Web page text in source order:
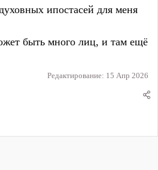
ипостасей для меня
быть много лиц, и там ещё
Редактирование: 15 Апр 2026